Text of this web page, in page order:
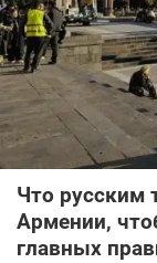
Что русским
Армении,
главных